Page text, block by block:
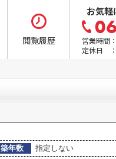
閲覧履歴
お気軽
営業時間
定休日 ：
築年数
指定しない